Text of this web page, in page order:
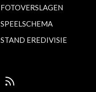
FOTOVERSLAGEN
SPEELSCHEMA
STAND EREDIVISIE